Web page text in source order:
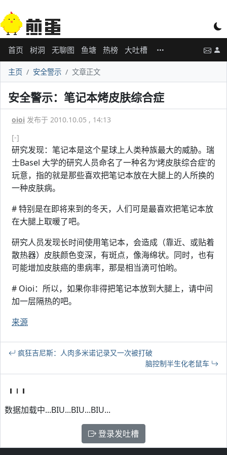
首页 树洞 无聊图 鱼塘 热榜 大吐槽
主页 安全警示 文章正文
安全警示：笔记本烤皮肤综合症
oioi 发布于 2010.10.05 , 14:13
[-]
研究发现：笔记本是这个星球上人类种族最大的威胁。瑞
士Basel 大学的研究人员命名了一种名为‘烤皮肤综合症’的
玩意，指的就是那些喜欢把笔记本放在大腿上的人所换的
一种皮肤病。
# 特别是在即将来到的冬天，人们可是最喜欢把笔记本放
在大腿上取暖了吧。
研究人员发现长时间使用笔记本，会造成（靠近、或贴着
散热器）皮肤颜色变深，有斑点，像海绵状。同时，也有
可能增加皮肤癌的患病率，那是相当滴可怕哟。
# Oioi：所以，如果你非得把笔记本放到大腿上，请中间
加一层隔热的吧。
来源
疯狂吉尼斯：人肉多米诺记录又一次被打破
脑控制半生化老鼠车
数据加载中...BIU...BIU...BIU...
登录发吐槽